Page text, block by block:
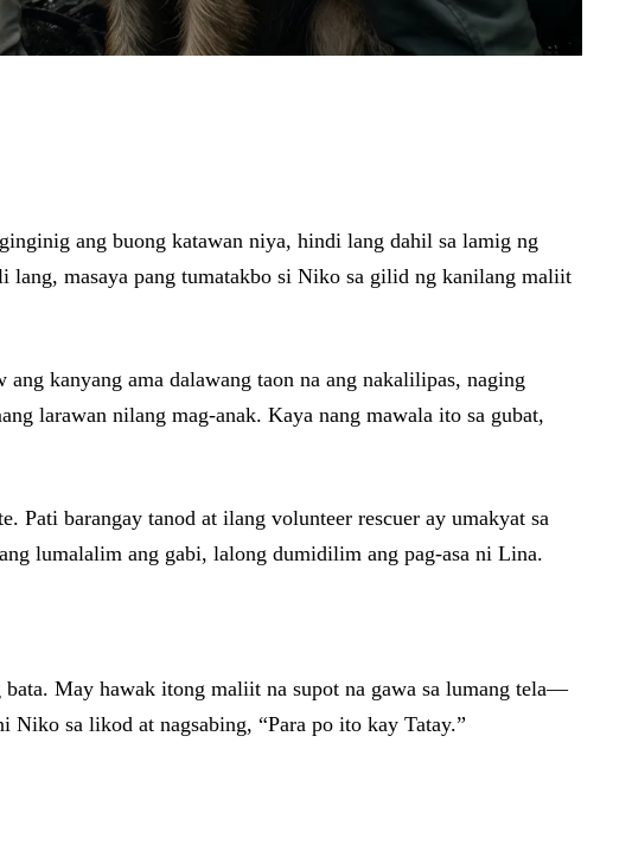
ang buong katawan niya, hindi lang dahil sa lamig ng
lang, masaya pang tumatakbo si Niko sa gilid ng kanilang maliit
kanyang ama dalawang taon na ang nakalilipas, naging
larawan nilang mag-anak. Kaya nang mawala ito sa gubat,
barangay tanod at ilang volunteer rescuer ay umakyat sa
lumalalim ang gabi, lalong dumidilim ang pag-asa ni Lina.
May hawak itong maliit na supot na gawa sa lumang tela—
sa likod at nagsabing, “Para po ito kay Tatay.”